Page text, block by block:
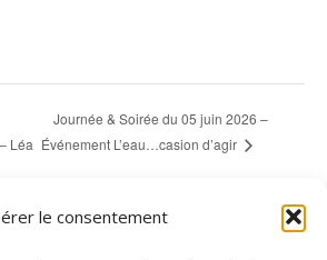
le consentement
Léa
Journée & Soirée du 05 juin 2026 –
Événement L’eau…casion d’agir